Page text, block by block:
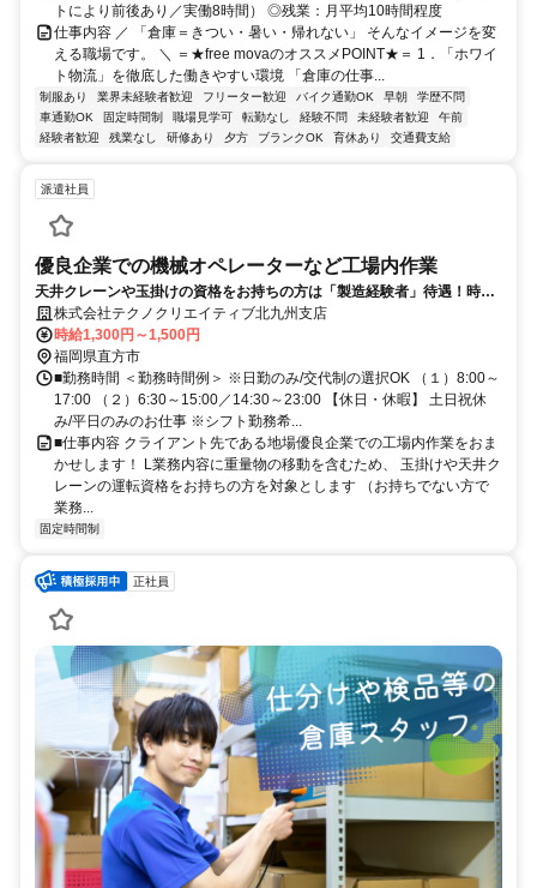
トにより前後あり／実働8時間） ◎残業：月平均10時間程度
仕事内容 ／ 「倉庫＝きつい・暑い・帰れない」 そんなイメージを変
える職場です。 ＼ ＝★free movaのオススメPOINT★＝ 1．「ホワイ
ト物流」を徹底した働きやすい環境 「倉庫の仕事...
制服あり 業界未経験者歓迎 フリーター歓迎 バイク通勤OK 早朝
学歴不問
車通勤OK
固定時間制 職場見学可 転勤なし 経験不問 未経験者歓迎
午前
経験者歓迎
残業なし 研修あり 夕方 ブランクOK 育休あり 交通費支給
派遣社員
優良企業での機械オペレーターなど工場内作業
天井クレーンや玉掛けの資格をお持ちの方は「製造経験者」待遇！時給
1300円～1500円
株式会社テクノクリエイティブ北九州支店
時給1,300円～1,500円
福岡県直方市
■勤務時間 ＜勤務時間例＞ ※日勤のみ/交代制の選択OK （１）8:00～
17:00 （２）6:30～15:00／14:30～23:00 【休日・休暇】 土日祝休
み/平日のみのお仕事 ※シフト勤務希...
■仕事内容 クライアント先である地場優良企業での工場内作業をおま
かせします！ L業務内容に重量物の移動を含むため、 玉掛けや天井ク
レーンの運転資格をお持ちの方を対象とします （お持ちでない方で
業務...
固定時間制
正社員